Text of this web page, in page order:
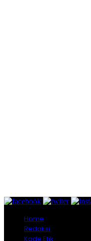
Home
Redaksi
Kode Etik